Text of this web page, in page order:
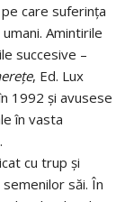
care suferinţa
Amintirile
succesive –
, Ed. Lux
1992 şi avusese
în vasta
cu trup şi
săi. În